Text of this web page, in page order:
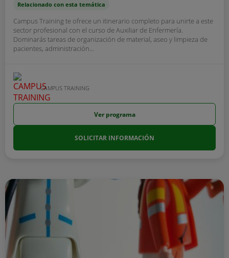
Relacionado con esta temática
Campus Training te ofrece un itinerario completo para unirte a este
sector profesional con el curso de Auxiliar de Enfermería.
Dominarás tareas de organización de material, aseo y limpieza de
pacientes, administración...
CAMPUS TRAINING
Ver programa
SOLICITAR INFORMACIÓN